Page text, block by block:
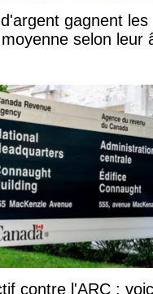
gagnent les
selon leur
contre l'ARC :